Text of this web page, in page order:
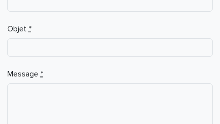
Objet *
Message *